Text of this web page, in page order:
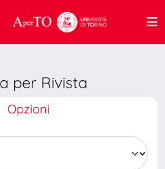
per Rivista
Opzioni